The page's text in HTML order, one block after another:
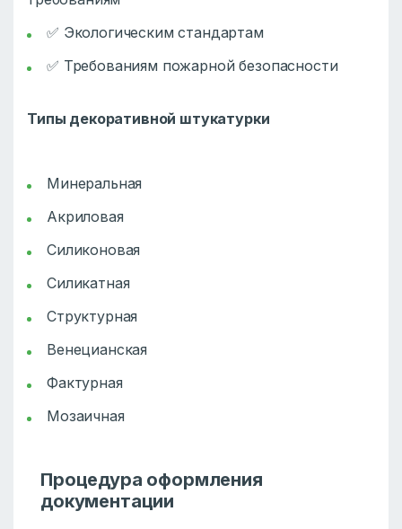
✅ Экологическим стандартам
✅ Требованиям пожарной безопасности
Типы декоративной штукатурки
Минеральная
Акриловая
Силиконовая
Силикатная
Структурная
Венецианская
Фактурная
Мозаичная
Процедура оформления
документации